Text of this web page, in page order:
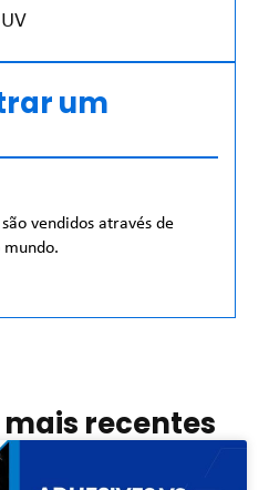
um
vendidos através de
recentes